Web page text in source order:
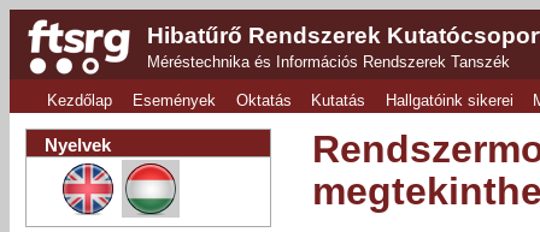
Hibatűrő Rendszerek
Méréstechnika és Információs Rendszerek Tanszék
Kezdőlap Események Oktatás Kutatás Hallgatóink sikerei
Nyelvek